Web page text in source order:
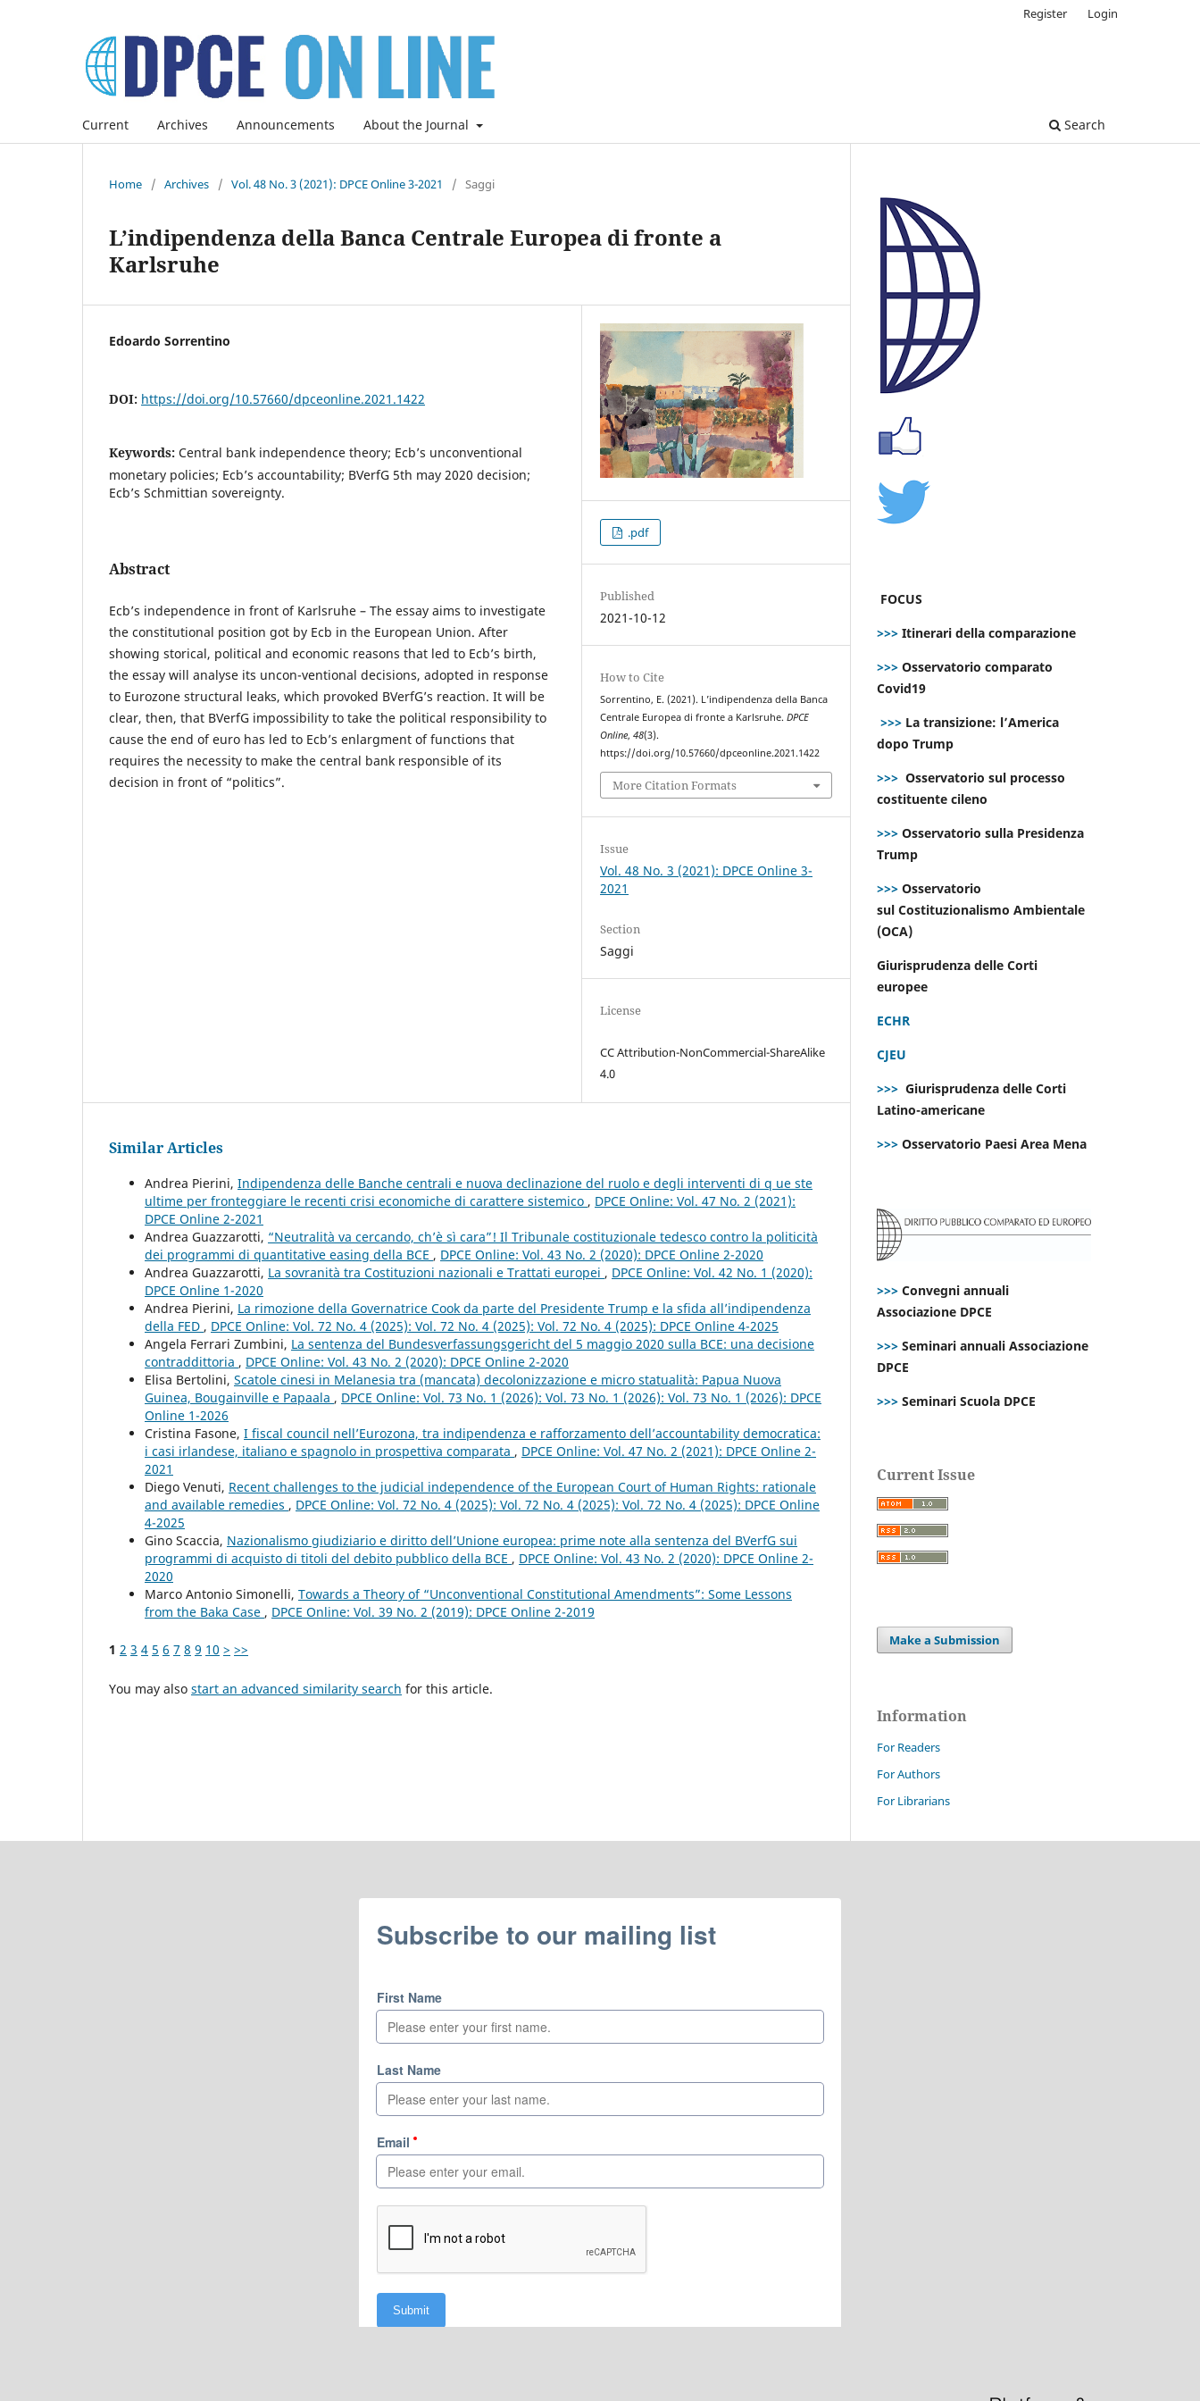
Current Archives Announcements About the Journal Search
Register Login
Home / Archives / Vol. 48 No. 3 (2021): DPCE Online 3-2021 / Saggi
L’indipendenza della Banca Centrale Europea di fronte a
Karlsruhe
Edoardo Sorrentino
DOI: https://doi.org/10.57660/dpceonline.2021.1422
Keywords: Central bank independence theory; Ecb’s unconventional
monetary policies; Ecb’s accountability; BVerfG 5th may 2020 decision;
Ecb’s Schmittian sovereignty.
Abstract
Ecb’s independence in front of Karlsruhe – The essay aims to investigate
the constitutional position got by Ecb in the European Union. After
showing storical, political and economic reasons that led to Ecb’s birth,
the essay will analyse its uncon-ventional decisions, adopted in response
to Eurozone structural leaks, which provoked BVerfG’s reaction. It will be
clear, then, that BVerfG impossibility to take the political responsibility to
cause the end of euro has led to Ecb’s enlargment of functions that
requires the necessity to make the central bank responsible of its
decision in front of “politics”.
.pdf
Published
2021-10-12
How to Cite
Sorrentino, E. (2021). L’indipendenza della Banca
Centrale Europea di fronte a Karlsruhe.DPCE
Online,48(3).
https://doi.org/10.57660/dpceonline.2021.1422
More Citation Formats
Issue
Vol. 48 No. 3 (2021): DPCE Online 3-
2021
Section
Saggi
License
CC Attribution-NonCommercial-ShareAlike
4.0
Similar Articles
Andrea Pierini, Indipendenza delle Banche centrali e nuova declinazione del ruolo e degli interventi di q ue ste
ultime per fronteggiare le recenti crisi economiche di carattere sistemico , DPCE Online: Vol. 47 No. 2 (2021):
DPCE Online 2-2021
Andrea Guazzarotti, “Neutralità va cercando, ch’è sì cara”! Il Tribunale costituzionale tedesco contro la politicità
dei programmi di quantitative easing della BCE , DPCE Online: Vol. 43 No. 2 (2020): DPCE Online 2-2020
Andrea Guazzarotti, La sovranità tra Costituzioni nazionali e Trattati europei , DPCE Online: Vol. 42 No. 1 (2020):
DPCE Online 1-2020
Andrea Pierini, La rimozione della Governatrice Cook da parte del Presidente Trump e la sfida all’indipendenza
della FED , DPCE Online: Vol. 72 No. 4 (2025): Vol. 72 No. 4 (2025): Vol. 72 No. 4 (2025): DPCE Online 4-2025
Angela Ferrari Zumbini, La sentenza del Bundesverfassungsgericht del 5 maggio 2020 sulla BCE: una decisione
contraddittoria , DPCE Online: Vol. 43 No. 2 (2020): DPCE Online 2-2020
Elisa Bertolini, Scatole cinesi in Melanesia tra (mancata) decolonizzazione e micro statualità: Papua Nuova
Guinea, Bougainville e Papaala , DPCE Online: Vol. 73 No. 1 (2026): Vol. 73 No. 1 (2026): Vol. 73 No. 1 (2026): DPCE
Online 1-2026
Cristina Fasone, I fiscal council nell’Eurozona, tra indipendenza e rafforzamento dell’accountability democratica:
i casi irlandese, italiano e spagnolo in prospettiva comparata , DPCE Online: Vol. 47 No. 2 (2021): DPCE Online 2-
2021
Diego Venuti, Recent challenges to the judicial independence of the European Court of Human Rights: rationale
and available remedies , DPCE Online: Vol. 72 No. 4 (2025): Vol. 72 No. 4 (2025): Vol. 72 No. 4 (2025): DPCE Online
4-2025
Gino Scaccia, Nazionalismo giudiziario e diritto dell’Unione europea: prime note alla sentenza del BVerfG sui
programmi di acquisto di titoli del debito pubblico della BCE , DPCE Online: Vol. 43 No. 2 (2020): DPCE Online 2-
2020
Marco Antonio Simonelli, Towards a Theory of “Unconventional Constitutional Amendments”: Some Lessons
from the Baka Case , DPCE Online: Vol. 39 No. 2 (2019): DPCE Online 2-2019
1 2 3 4 5 6 7 8 9 10 > >>
You may also start an advanced similarity search for this article.
FOCUS
>>> Itinerari della comparazione
>>> Osservatorio comparato
Covid19
>>> La transizione: l’America
dopo Trump
>>> Osservatorio sul processo
costituente cileno
>>> Osservatorio sulla Presidenza
Trump
>>> Osservatorio
sul Costituzionalismo Ambientale
(OCA)
Giurisprudenza delle Corti
europee
ECHR
CJEU
>>> Giurisprudenza delle Corti
Latino-americane
>>> Osservatorio Paesi Area Mena
>>> Convegni annuali
Associazione DPCE
>>> Seminari annuali Associazione
DPCE
>>> Seminari Scuola DPCE
Current Issue
Make a Submission
Information
For Readers
For Authors
For Librarians